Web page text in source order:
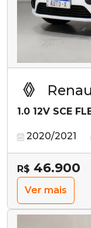
1.0 12V SCE
2020/2021
R$ 46.900
Ver mais